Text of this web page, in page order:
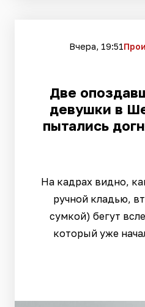
Вчера, 19:51
Две
девушки в
пытались
На кадрах видно,
ручной кладью,
сумкой) бегут
который уже